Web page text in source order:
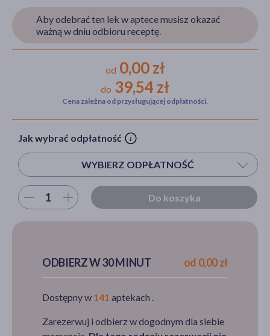
Hit
Aby odebrać ten lek w aptece musisz okazać
ważną w dniu odbioru receptę.
od 0,00 zł
do 39,54 zł
Cena zależna od przysługującej odpłatności.
Jak wybrać odpłatność
WYBIERZ ODPŁATNOŚĆ
Wybierz ilość Do koszyka
ODBIERZ W 30 MINUT od 0,00 zł
Dostępny w 141 aptekach .
Zarezerwuj i odbierz w dogodnym dla siebie